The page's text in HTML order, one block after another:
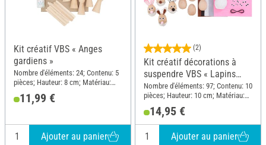
Kit créatif VBS « Anges
gardiens »
Nombre d'éléments: 24; Contenu: 5
pièces; Hauteur: 8 cm; Matériau:
Bois, Aluminium, Papier, Bambou
11,99 €
Ajouter au panier
(2)
Kit créatif décorations à
suspendre VBS « Lapins
œufs »
Nombre d'éléments: 97; Contenu: 10
pièces; Hauteur: 10 cm; Matériau:
Bois, Polyester (PES), Fil de fer,
Feutrine
14,95 €
Ajouter au panier